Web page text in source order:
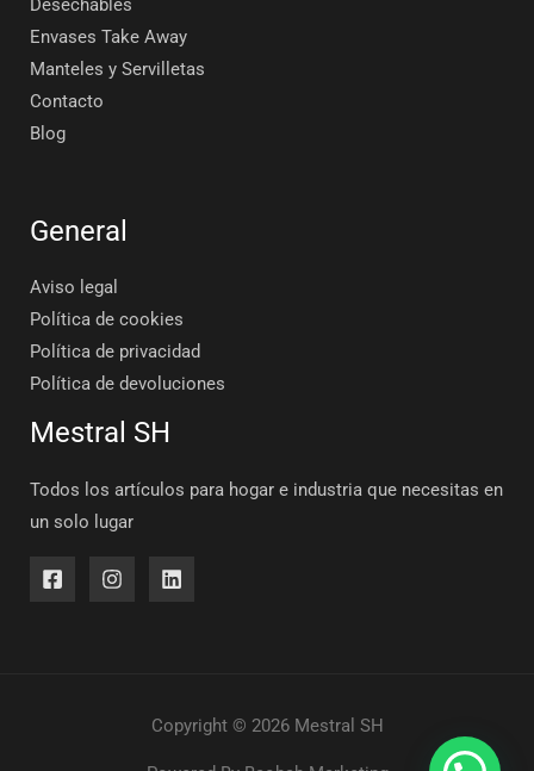
Desechables
Envases Take Away
Manteles y Servilletas
Contacto
Blog
General
Aviso legal
Política de cookies
Política de privacidad
Política de devoluciones
Mestral SH
Todos los artículos para hogar e industria que necesitas en
un solo lugar
Copyright © 2026 Mestral SH